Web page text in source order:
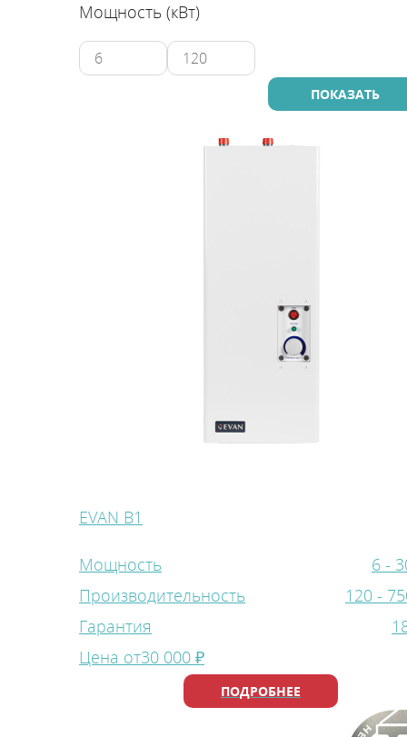
Мощность (кВт)
EVAN В1
Мощность
6 -
Производительность
120 -
Гарантия
Цена от30 000 ₽
ПОДРОБНЕЕ